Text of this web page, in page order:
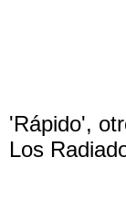
'Rápido',
Los